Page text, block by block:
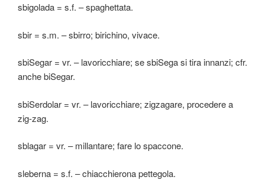
sbigolada = s.f. – spaghettata.
sbir = s.m. – sbirro; birichino, vivace.
sbiSegar = vr. – lavoricchiare; se sbiSega si tira innanzi; cfr.
anche biSegar.
sbiSerdolar = vr. – lavoricchiare; zigzagare, procedere a
zig-zag.
sblagar = vr. – millantare; fare lo spaccone.
sleberna = s.f. – chiacchierona pettegola.